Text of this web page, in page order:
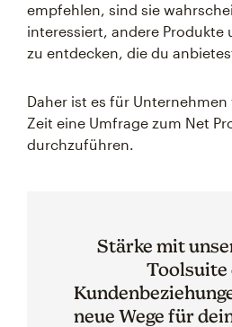
empfehlen, sind sie
interessiert, andere Produkte
zu entdecken, die du
Daher ist es für
Zeit eine Umfrage zum Net
durchzuführen.
Stärke mit
Toolsuite
neue Wege für